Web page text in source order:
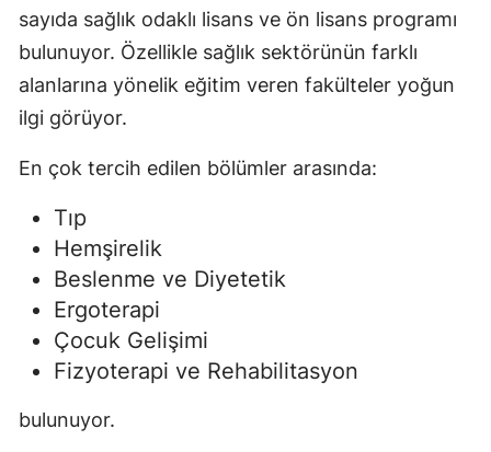
sayıda sağlık odaklı lisans ve ön lisans programı
bulunuyor. Özellikle sağlık sektörünün farklı
alanlarına yönelik eğitim veren fakülteler yoğun
ilgi görüyor.
En çok tercih edilen bölümler arasında:
Tıp
Hemşirelik
Beslenme ve Diyetetik
Ergoterapi
Çocuk Gelişimi
Fizyoterapi ve Rehabilitasyon
bulunuyor.